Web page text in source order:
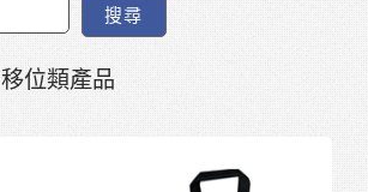
搜尋
移位類產品